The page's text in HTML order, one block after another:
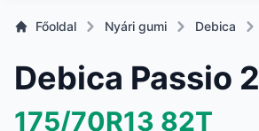
Főoldal Nyári gumi Debica
Debica Passio 2
175/70R13 82T